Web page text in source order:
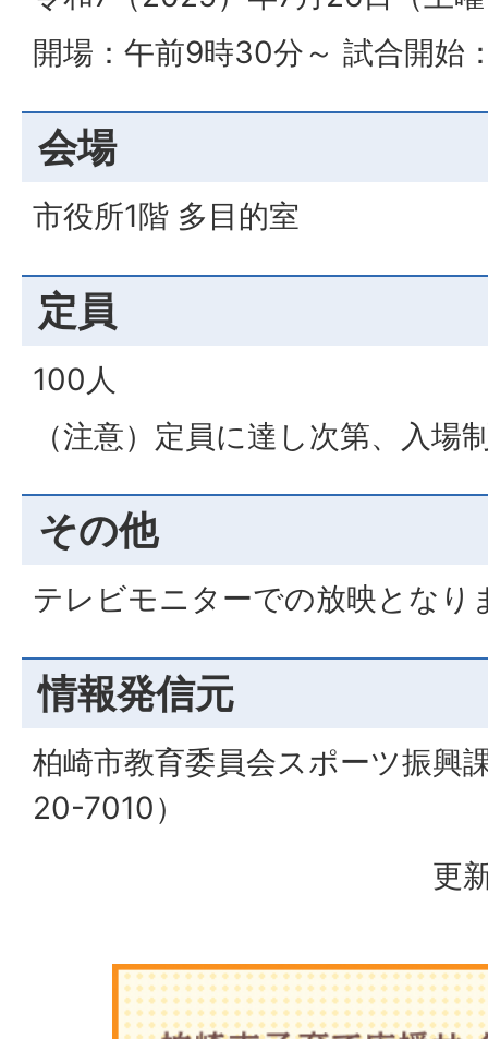
開場：午前9時30分～ 試合開始
会場
市役所1階 多目的室
定員
100人
（注意）定員に達し次第、入場
その他
テレビモニターでの放映となり
情報発信元
柏崎市教育委員会スポーツ振興
20-7010）
更